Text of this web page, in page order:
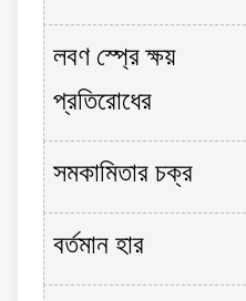
লবণ স্প্রে ক্ষয়
প্রতিরোধের
সমকামিতার চক্র
বর্তমান হার